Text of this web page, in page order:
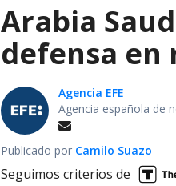
Arabia
defensa en
Agencia EFE
Agencia española de
Publicado por Camilo Suazo
Seguimos criterios de